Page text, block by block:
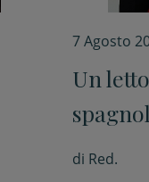
7 Agosto
Un
dire
di Red.